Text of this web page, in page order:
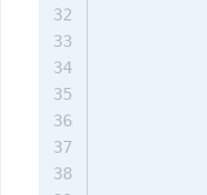
32
33
34
35
36
37
38